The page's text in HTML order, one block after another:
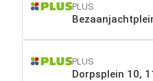
PLUS
PLUS
Dorpsplein 10,